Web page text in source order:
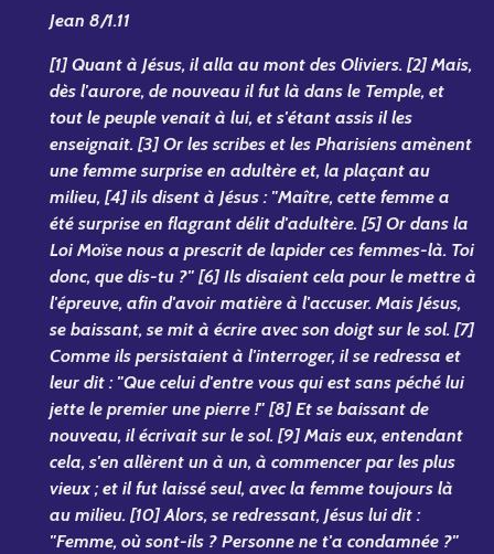
Jean 8/1.11
[1] Quant à Jésus, il alla au mont des Oliviers. [2] Mais,
dès l'aurore, de nouveau il fut là dans le Temple, et
tout le peuple venait à lui, et s'étant assis il les
enseignait. [3] Or les scribes et les Pharisiens amènent
une femme surprise en adultère et, la plaçant au
milieu, [4] ils disent à Jésus : "Maître, cette femme a
été surprise en flagrant délit d'adultère. [5] Or dans la
Loi Moïse nous a prescrit de lapider ces femmes-là. Toi
donc, que dis-tu ?" [6] Ils disaient cela pour le mettre à
l'épreuve, afin d'avoir matière à l'accuser. Mais Jésus,
se baissant, se mit à écrire avec son doigt sur le sol. [7]
Comme ils persistaient à l'interroger, il se redressa et
leur dit : "Que celui d'entre vous qui est sans péché lui
jette le premier une pierre !" [8] Et se baissant de
nouveau, il écrivait sur le sol. [9] Mais eux, entendant
cela, s'en allèrent un à un, à commencer par les plus
vieux ; et il fut laissé seul, avec la femme toujours là
au milieu. [10] Alors, se redressant, Jésus lui dit :
"Femme, où sont-ils ? Personne ne t'a condamnée ?"